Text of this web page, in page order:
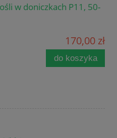
w doniczkach P11, 50-
170,00 zł
do koszyka